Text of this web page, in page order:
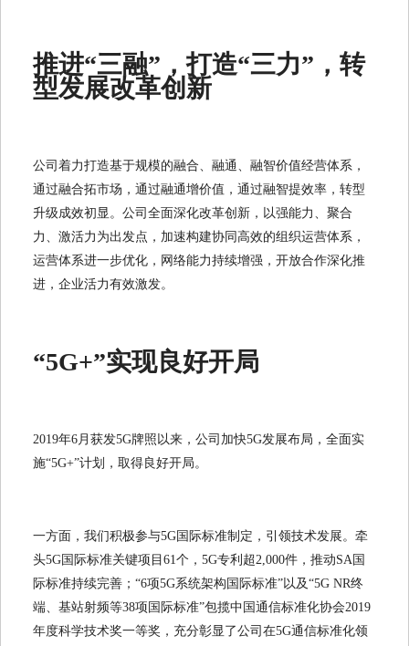
推进“三融”，打造“三力”，转
型发展改革创新
公司着力打造基于规模的融合、融通、融智价值经营体系，
通过融合拓市场，通过融通增价值，通过融智提效率，转型
升级成效初显。公司全面深化改革创新，以强能力、聚合
力、激活力为出发点，加速构建协同高效的组织运营体系，
运营体系进一步优化，网络能力持续增强，开放合作深化推
进，企业活力有效激发。
“5G+”实现良好开局
2019年6月获发5G牌照以来，公司加快5G发展布局，全面实
施“5G+”计划，取得良好开局。
一方面，我们积极参与5G国际标准制定，引领技术发展。牵
头5G国际标准关键项目61个，5G专利超2,000件，推动SA国
际标准持续完善；“6项5G系统架构国际标准”以及“5G NR终
端、基站射频等38项国际标准”包揽中国通信标准化协会2019
年度科学技术奖一等奖，充分彰显了公司在5G通信标准化领